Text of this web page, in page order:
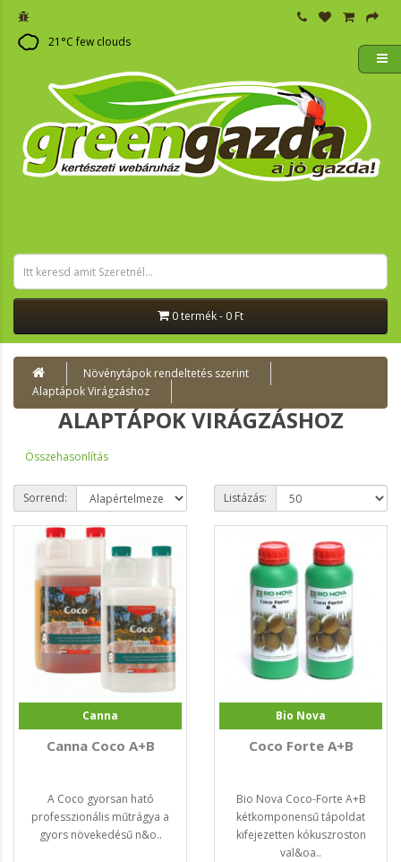
21 °C few clouds
0 termék - 0 Ft
Növénytápok rendeltetés szerint
Alaptápok Virágzáshoz
ALAPTÁPOK VIRÁGZÁSHOZ
Összehasonlítás
Sorrend: Listázás:
Canna
Canna Coco A+B
A Coco gyorsan ható
professzionális műtrágya a
gyors növekedésű n&o..
Bio Nova
Coco Forte A+B
Bio Nova Coco-Forte A+B
kétkomponensű tápoldat
kifejezetten kókuszroston
val&oa..